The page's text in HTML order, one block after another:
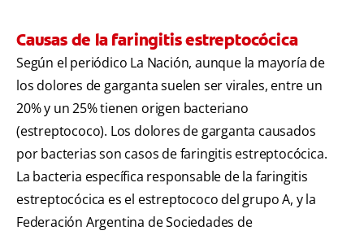
Causas de la faringitis estreptocócica
Según el periódico La Nación, aunque la mayoría de
los dolores de garganta suelen ser virales, entre un
20% y un 25% tienen origen bacteriano
(estreptococo). Los dolores de garganta causados
por bacterias son casos de faringitis estreptocócica.
La bacteria específica responsable de la faringitis
estreptocócica es el estreptococo del grupo A, y la
Federación Argentina de Sociedades de